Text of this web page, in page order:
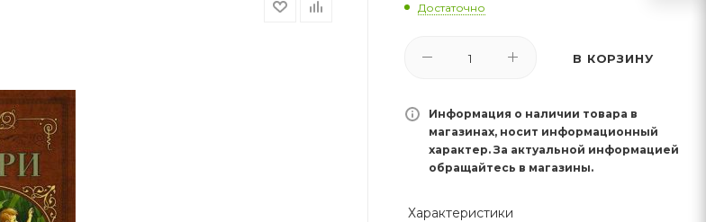
Достаточно
В КОРЗИНУ
Информация о наличии товара в
магазинах, носит информационный
характер. За актуальной информацией
обращайтесь в магазины.
Характеристики